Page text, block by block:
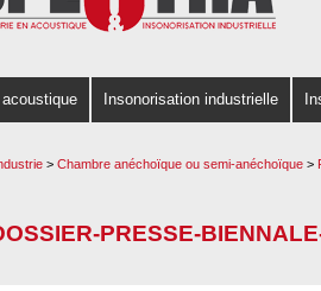
acoustique Insonorisation industrielle
> Chambre anéchoïque ou semi-anéchoïque >
PRESSE-